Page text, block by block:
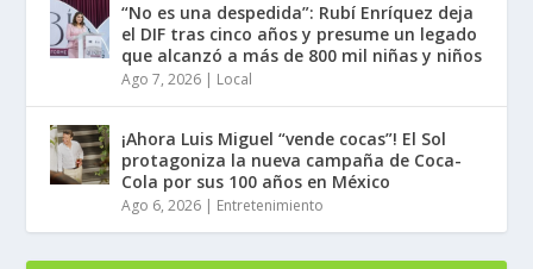
“No es una despedida”: Rubí Enríquez deja
el DIF tras cinco años y presume un legado
que alcanzó a más de 800 mil niñas y niños
Ago 7, 2026 Local
¡Ahora Luis Miguel “vende cocas”! El Sol
protagoniza la nueva campaña de Coca-
Cola por sus 100 años en México
Ago 6, 2026 Entretenimiento